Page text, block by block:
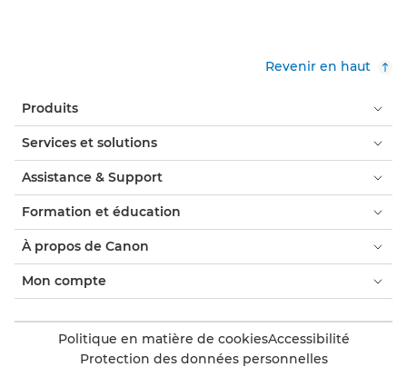
Revenir en haut
Produits
Services et solutions
Assistance & Support
Formation et éducation
À propos de Canon
Mon compte
Politique en matière de cookiesAccessibilité
Protection des données personnelles